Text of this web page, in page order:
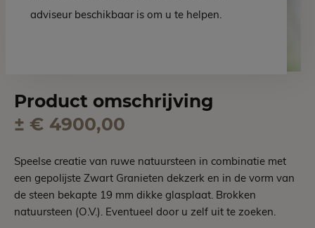
Product omschrijving
± € 4900,00
Speelse creatie van ruwe natuursteen in combinatie met
een gepolijste Zwart Granieten dekzerk en in de vorm van
de steen bekapte 19 mm dikke glasplaat. Brokken
natuursteen (O.V.). Eventueel door u zelf uit te zoeken.
adviseur beschikbaar is om u te helpen.